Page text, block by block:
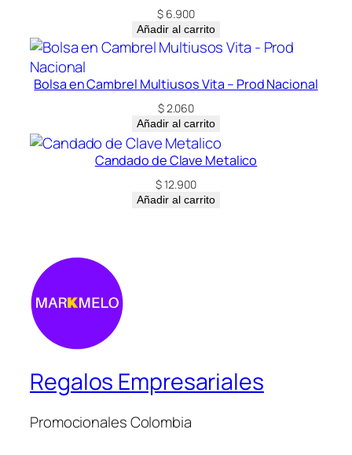
$ 6.900
Añadir al carrito
Bolsa en Cambrel Multiusos Vita – Prod Nacional
$2.060
Añadir al carrito
Candado de Clave Metalico
$12.900
Añadir al carrito
Regalos Empresariales
Promocionales Colombia